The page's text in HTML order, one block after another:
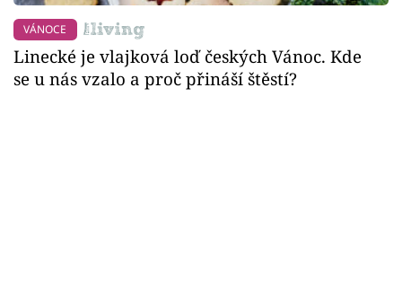
VÁNOCE
Linecké je vlajková loď českých Vánoc. Kde
se u nás vzalo a proč přináší štěstí?